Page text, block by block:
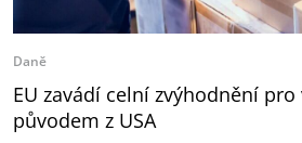
Daně
EU zavádí celní zvýhodnění
původem z USA